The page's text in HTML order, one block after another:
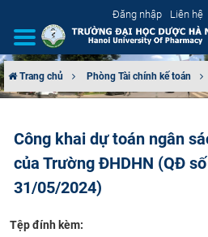
Đăng nhập Liên hệ
CƠ CẤU TỔ CHỨC
TUYỂN SINH
ĐÀO TẠO
Trang chủ Phòng Tài chính kế toán
Công khai dự toán ngân
của Trường ĐHDHN (QĐ
31/05/2024)
Tệp đính kèm: